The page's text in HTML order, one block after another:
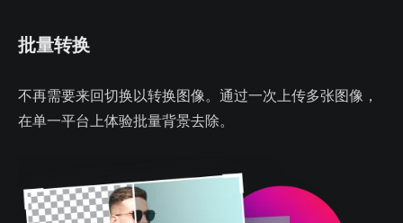
批量转换
不再需要来回切换以转换图像。通过一次上传多张图像，
在单一平台上体验批量背景去除。